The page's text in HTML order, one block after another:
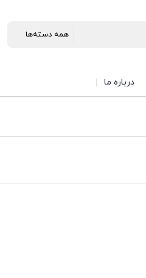
درباره ما